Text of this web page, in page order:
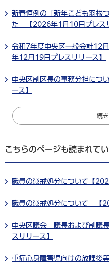
新春恒例の「新年こども羽根
た 【2026年1月10日プレス
令和7年度中央区一般会計12
年12月19日プレスリリース】
中央区副区長の事務分担に
ース】
続
こちらのページも読まれて
職員の懲戒処分について【
職員の懲戒処分について 【
中央区議会 議長および副議
スリリース】
重症心身障害児向けの放課後